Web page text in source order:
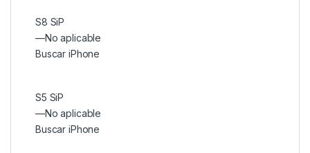
S8 SiP
—No aplicable
Buscar iPhone
S5 SiP
—No aplicable
Buscar iPhone